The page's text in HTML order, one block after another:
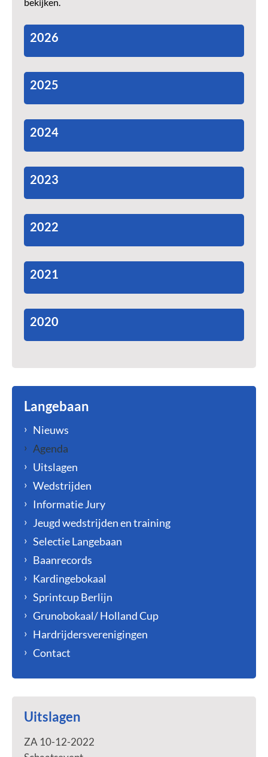
bekijken.
2026
2025
2024
2023
2022
2021
2020
Langebaan
Nieuws
Agenda
Uitslagen
Wedstrijden
Informatie Jury
Jeugd wedstrijden en training
Selectie Langebaan
Baanrecords
Kardingebokaal
Sprintcup Berlijn
Grunobokaal/ Holland Cup
Hardrijdersverenigingen
Contact
Uitslagen
ZA 10-12-2022